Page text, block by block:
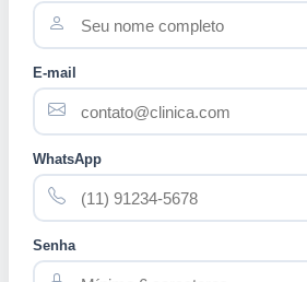
E-mail
WhatsApp
Senha